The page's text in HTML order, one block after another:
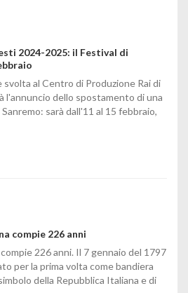
2024-2025: il Festival di
svolta al Centro di Produzione Rai di
l'annuncio dello spostamento di una
sarà dall'11 al 15 febbraio,
compie 226 anni
226 anni. Il 7 gennaio del 1797
per la prima volta come bandiera
della Repubblica Italiana e di